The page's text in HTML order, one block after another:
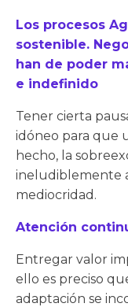
Los procesos
sostenible.
han de poder
e indefinido
Tener cierta
idóneo para que
hecho, la
ineludiblemente
mediocridad.
Atención
Entregar valor
ello es preciso
adaptación se